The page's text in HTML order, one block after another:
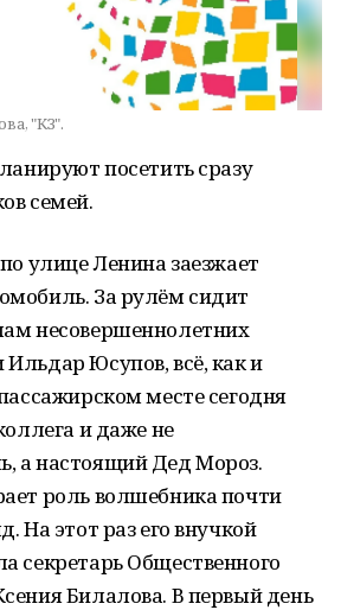
"КЗ".
посетить сразу
семей.
улице Ленина заезжает
За рулём сидит
несовершеннолетних
Юсупов, всё, как и
месте сегодня
и даже не
а настоящий Дед Мороз.
роль волшебника почти
На этот раз его внучкой
секретарь Общественного
Билалова. В первый день